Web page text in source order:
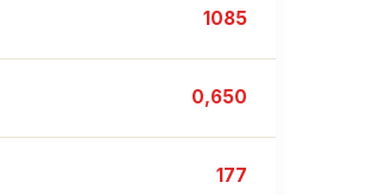
1085
0,650
177